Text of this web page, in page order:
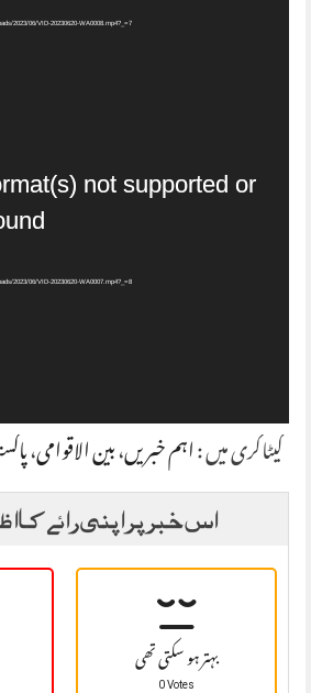
2023/06/VID-20230620-WA0008.mp4?_=7
not supported or
2023/06/VID-20230620-WA0007.mp4?_=8
کیٹاگری میں :اہم خبریں،بین الاقوامی،
اس خبر پر اپنی رائے کا
بہتر ہو سکتی تھی
0 Votes